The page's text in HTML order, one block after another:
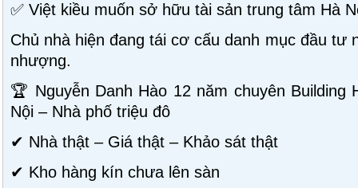
✅ Việt kiều muốn sở hữu tài sản trung tâm Hà
Chủ nhà hiện đang tái cơ cấu danh mục đầu tư
nhượng.
🏆 Nguyễn Danh Hào 12 năm chuyên Building
Nội – Nhà phố triệu đô
✔ Nhà thật – Giá thật – Khảo sát thật
✔ Kho hàng kín chưa lên sàn